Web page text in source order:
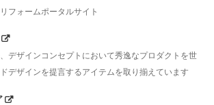
フォームポータルサイト
デザインコンセプトにおいて秀逸なプロダクトを世
デザインを提言するアイテムを取り揃えています